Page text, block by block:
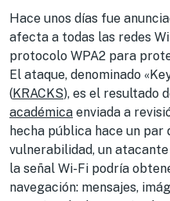
Hace unos días fue
afecta a todas las redes
protocolo WPA2 para
El ataque, denominado
(KRACKS), es el resultado
académica enviada a
hecha pública hace un par
vulnerabilidad, un
la señal Wi-Fi podría
navegación: mensajes,